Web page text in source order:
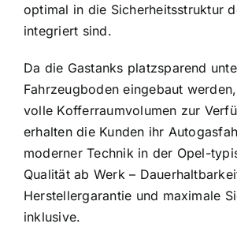
optimal in die Sicherheitsstruktur
integriert sind.
Da die Gastanks platzsparend
Fahrzeugboden eingebaut
volle Kofferraumvolumen zur
erhalten die Kunden ihr
moderner Technik in der Opel-
Qualität ab Werk –
Herstellergarantie und maximale
inklusive.